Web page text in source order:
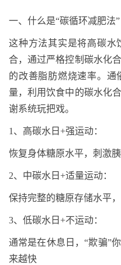
一、什么是“碳循环减肥法”
这种方法其实是将高碳水
合，通过严格控制碳水化
的改善脂肪燃烧速率。通
量，利用饮食中的碳水化
谢系统玩把戏。
1、高碳水日 +强运动：
恢复身体糖原水平，刺激
2、中碳水日 +适量运动：
保持完整的糖原存储水平
3、低碳水日 +不运动：
通常是在休息日，“欺骗”
来越快